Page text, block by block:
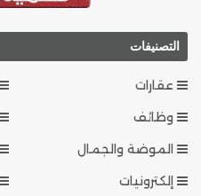
التصنيفات
عقارات
وظائف
الموضة والجمال
إلكترونيات